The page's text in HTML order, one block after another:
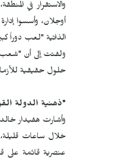
والاستقرار في
أوجلان، وأسسوا
الذاتية "لعب دوراً
ولفتت إلى أن "شعب
حلول حقيقية
"ذهنية الدولة
وأشارت هفيدار خالد
خلال ساعات قليلة،
عنصرية قائمة على